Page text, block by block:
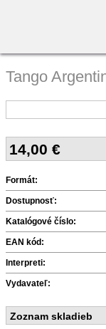
Tango
14,00 €
Formát:
Dostupnosť:
Katalógové číslo:
EAN kód:
Interpreti:
Vydavateľ:
Zoznam skladieb